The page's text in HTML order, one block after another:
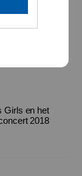
Girls en het
2018